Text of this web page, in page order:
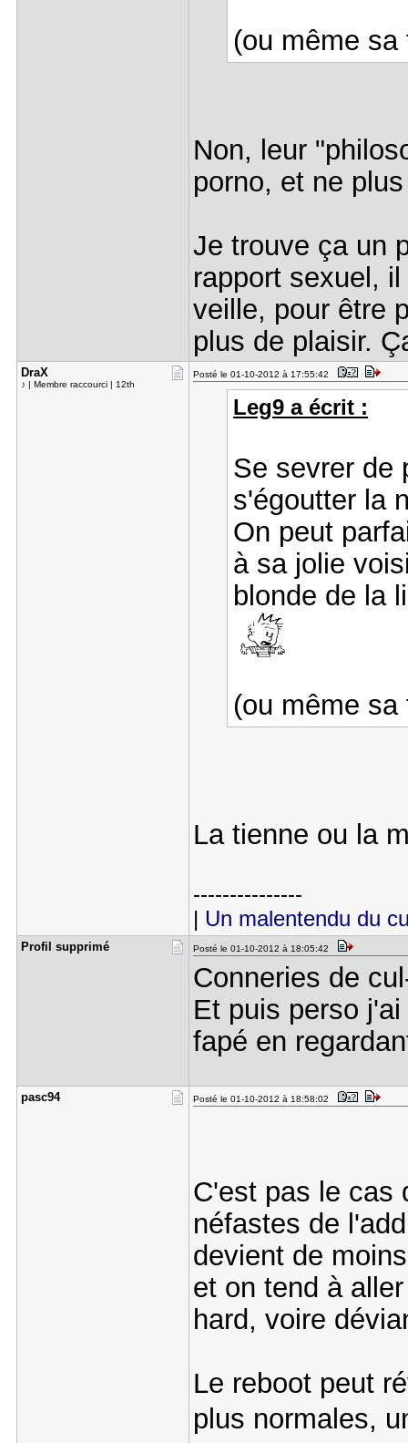
(ou même
Non, leur
porno, et ne
Je trouve ça un
rapport sexuel,
veille, pour être
plus de plaisir.
DraX
♪ | Membre raccourci | 12th
Posté le 01-10-2012 à 17:55:42
Leg9 a écrit :
Se sevrer de
s'égoutter la
On peut
à sa jolie
blonde de la
(ou même
La tienne ou la
---------------
| Un malentendu du
Profil sup​primé Posté le 01-10-2012 à 18:05:42
Conneries de
Et puis perso
fapé en
pasc94 Posté le 01-10-2012 à 18:58:02
C'est pas le cas
néfastes de
devient de
et on tend à
hard, voire
Le reboot peut
plus normales,